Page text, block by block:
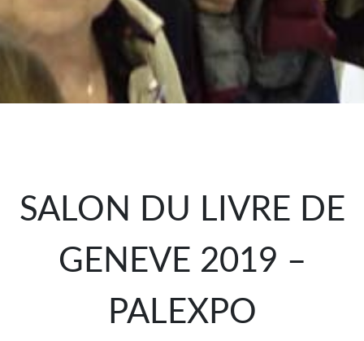
SALON DU LIVRE DE
GENEVE 2019 –
PALEXPO